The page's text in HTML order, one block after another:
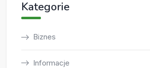
Kategorie
Biznes
Informacje